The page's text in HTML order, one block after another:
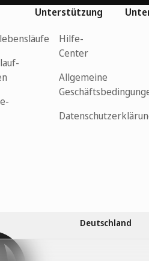
Unterstützung
Hilfe-
Center
Allgemeine
Deutschland